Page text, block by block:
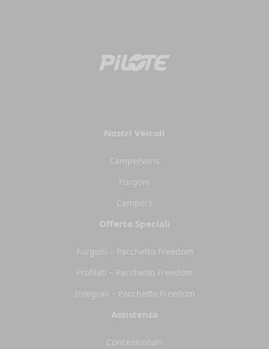
Nostri Veicoli
Campervans
Furgoni
Campers
Offerte Speciali
Furgoni – Pacchetto Freedom
Profilati – Pacchetto Freedom
Integrali – Pacchetto Freedom
Assistenza
Concessionari